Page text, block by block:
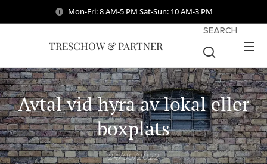
Mon-Fri: 8 AM-5 PM Sat-Sun: 10 AM-3 PM
TRESCHOW & PARTNER
SEARCH
Avtal vid hyra av lokal eller
boxplats
24/05/2022